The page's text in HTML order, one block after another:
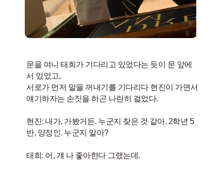
문을 여니 태희가 기다리고 있었다는 듯이 문 앞에
서 있었고,
서로가 먼저 말을 꺼내기를 기다리다 현진이 가면서
얘기하자는 손짓을 하곤 나란히 걸었다.
현진: 내가, 가봤거든. 누군지 찾은 것 같아. 2학년 5
반, 양정인. 누군지 알아?
태희: 어, 걔 나 좋아한다 그랬는데.